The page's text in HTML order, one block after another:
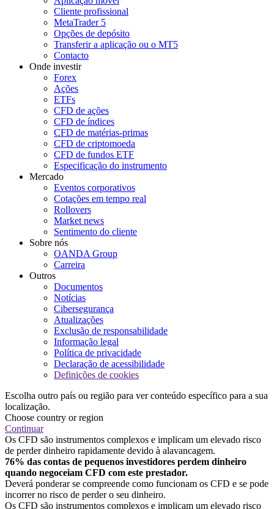
Cliente profissional
MetaTrader 5
Opções de depósito
Transferir a aplicação ou o MT5
Contacto
Onde investir
Forex
Ações
ETFs
CFD de ações
CFD de índices
CFD de matérias-primas
CFD de criptomoeda
CFD de fundos ETF
Especificação do instrumento
Mercado
Eventos corporativos
Cotações em tempo real
Rollovers
Market news
Sentimento do cliente
Sobre nós
OANDA Group
Carreira
Outros
Documentos
Notícias
Cibersegurança
Atualizações
Exclusão de responsabilidade
Informação legal
Política de privacidade
Declaração de acessibilidade
Definições de cookies
Escolha outro país ou região para ver conteúdo específico para a sua
localização.
Choose country or region
Continuar
Os CFD são instrumentos complexos e implicam um elevado risco
de perder dinheiro rapidamente devido à alavancagem.
76% das contas de pequenos investidores perdem dinheiro
quando negoceiam CFD com este prestador.
Deverá ponderar se compreende como funcionam os CFD e se pode
incorrer no risco de perder o seu dinheiro.
Os CFD são instrumentos complexos e implicam um elevado risco